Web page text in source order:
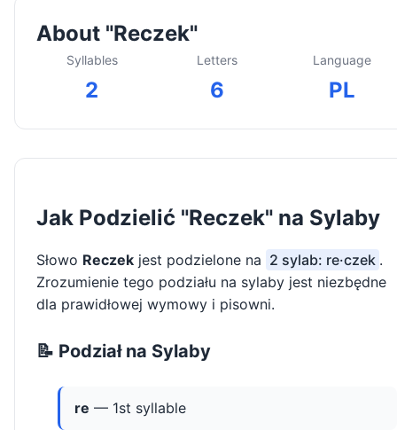
About "Reczek"
Syllables
2
Letters
6
Language
PL
Jak Podzielić "Reczek" na Sylaby
Słowo Reczek jest podzielone na 2 sylab: re·czek .
Zrozumienie tego podziału na sylaby jest niezbędne
dla prawidłowej wymowy i pisowni.
📝 Podział na Sylaby
re — 1st syllable